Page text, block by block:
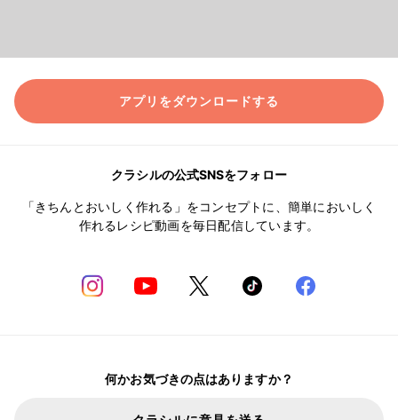
アプリをダウンロードする
クラシルの公式SNSをフォロー
「きちんとおいしく作れる」をコンセプトに、簡単においしく
作れるレシピ動画を毎日配信しています。
何かお気づきの点はありますか？